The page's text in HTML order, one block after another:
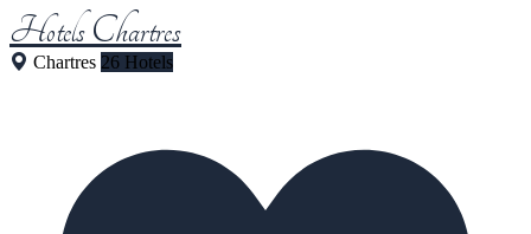
Hotels Chartres
Chartres 26 Hotels